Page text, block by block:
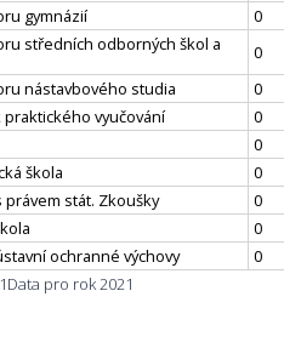
gymnázií
0
středních odborných škol a
0
nástavbového studia
0
vyučování
0
0
škola
0
právem stát. Zkoušky
0
0
ochranné výchovy
0
Data pro rok 2021